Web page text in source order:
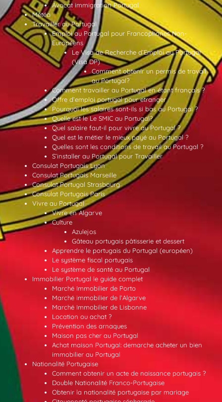
Avocat immigration Portugal
Météo
Travailler au Portugal
Emploi au Portugal pour Francophones Non-
Européens
Le Visa de Recherche d’Emploi au Portugal
(Visa DP)
Comment obtenir un permis de travail
au Portugal?
Comment travailler au Portugal en étant français ?
Offre d’emploi portugal pour etranger
Pourquoi les salaires sont-ils si bas au Portugal ?
Quelle est le Le SMIC au Portugal?
Quel salaire faut-il pour vivre au Portugal ?
Quel est le métier le mieux payé au Portugal ?
Quelles sont les conditions de travail au Portugal ?
S’installer au Portugal pour Travailler
Consulat Portugais Lyon
Consulat Portugais Marseille
Consulat Portugal Strasbourg
Consulat Portugais Paris
Vivre au Portugal
Vivre en Algarve
Culture
Azulejos
Gâteau portugais pâtisserie et dessert
Apprendre le portugais du Portugal (européen)
Le système fiscal portugais
Le système de santé au Portugal
Immobilier Portugal le guide complet
Marché Immobilier de Porto
Marché immobilier de l’Algarve
Marché Immobilier de Lisbonne
Location ou achat ?
Prévention des arnaques
Maison pas cher au Portugal
Achat maison Portugal: demarche acheter un bien
immobilier au Portugal
Nationalité Portugaise
Comment obtenir un acte de naissance portugais ?
Double Nationalité Franco-Portugaise
Obtenir la nationalité portugaise par mariage